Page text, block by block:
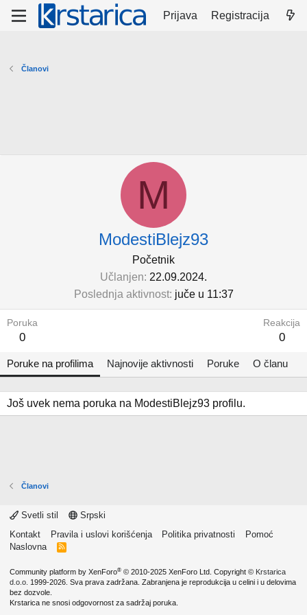
Prijava Registracija
Članovi
M
ModestiBlejz93
Početnik
Učlanjen 22.09.2024.
Poslednja aktivnost juče u 11:37
Poruka
0
Reakcija
0
Poruke na profilima Najnovije aktivnosti Poruke O članu
Još uvek nema poruka na ModestiBlejz93 profilu.
Članovi
Svetli stil
Srpski
Kontakt
Pravila i uslovi korišćenja Politika privatnosti
Pomoć
Naslovna
R
Community platform by XenForo® © 2010-2025 XenForo Ltd. Copyright © Krstarica
d.o.o. 1999-2026. Sva prava zadržana. Zabranjena je reprodukcija u celini i u delovima
bez dozvole.
Krstarica ne snosi odgovornost za sadržaj poruka.